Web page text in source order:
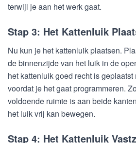
terwijl je aan het werk gaat.
Stap 3: Het Kattenluik
Nu kun je het kattenluik plaatsen.
de binnenzijde van het luik in de
het kattenluik goed recht is
voordat je het gaat programmeren.
voldoende ruimte is aan beide
het luik vrij kan bewegen.
Stap 4: Het Kattenluik